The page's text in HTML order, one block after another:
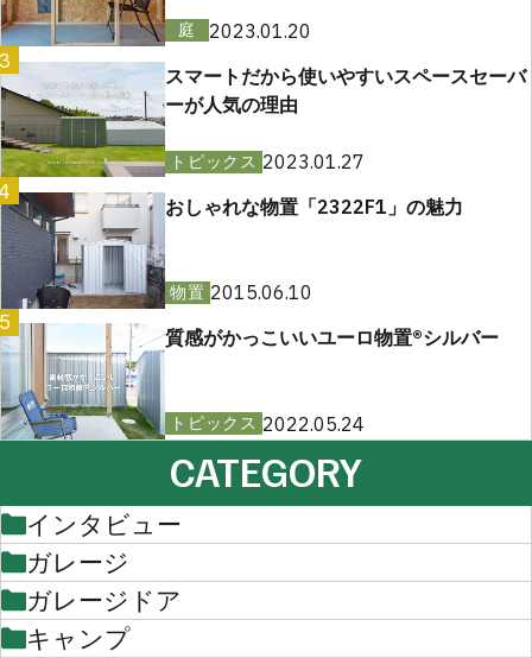
庭
2023.01.20
スマートだから使いやすいスペースセーバ
ーが人気の理由
トピックス 2023.01.27
おしゃれな物置「2322F1」の魅力
物置 2015.06.10
質感がかっこいいユーロ物置®︎シルバー
トピックス 2022.05.24
CATEGORY
インタビュー
ガレージ
ガレージドア
キャンプ